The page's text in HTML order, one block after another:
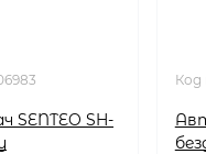
SH-
Код